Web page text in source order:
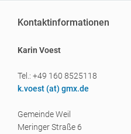
Kontaktinformationen
Karin Voest
Tel.: +49 160 8525118
k.voest (at) gmx.de
Gemeinde Weil
Meringer Straße 6